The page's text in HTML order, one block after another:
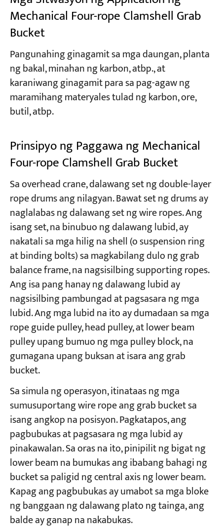
Mechanical Four-rope Clamshell Grab
Bucket
Pangunahing ginagamit sa mga daungan, planta
ng bakal, minahan ng karbon, atbp., at
karaniwang ginagamit para sa pag-agaw ng
maramihang materyales tulad ng karbon, ore,
butil, atbp.
Prinsipyo ng Paggawa ng Mechanical
Four-rope Clamshell Grab Bucket
Sa overhead crane, dalawang set ng double-layer
rope drums ang nilagyan. Bawat set ng drums ay
naglalabas ng dalawang set ng wire ropes. Ang
isang set, na binubuo ng dalawang lubid, ay
nakatali sa mga hilig na shell (o suspension ring
at binding bolts) sa magkabilang dulo ng grab
balance frame, na nagsisilbing supporting ropes.
Ang isa pang hanay ng dalawang lubid ay
nagsisilbing pambungad at pagsasara ng mga
lubid. Ang mga lubid na ito ay dumadaan sa mga
rope guide pulley, head pulley, at lower beam
pulley upang bumuo ng mga pulley block, na
gumagana upang buksan at isara ang grab
bucket.
Sa simula ng operasyon, itinataas ng mga
sumusuportang wire rope ang grab bucket sa
isang angkop na posisyon. Pagkatapos, ang
pagbubukas at pagsasara ng mga lubid ay
pinakawalan. Sa oras na ito, pinipilit ng bigat ng
lower beam na bumukas ang ibabang bahagi ng
bucket sa paligid ng central axis ng lower beam.
Kapag ang pagbubukas ay umabot sa mga bloke
ng banggaan ng dalawang plato ng tainga, ang
balde ay ganap na nakabukas.